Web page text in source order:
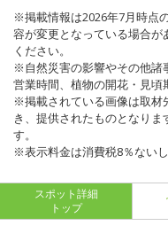
※掲載情報は2026年7月時点
容が変更となっている場合
ください。
※自然災害の影響やその他諸
営業時間、植物の開花・見頃
※掲載されている画像は取材
き、提供されたものとなり
す。
※表示料金は消費税8％ないし
スポット詳細
トップ